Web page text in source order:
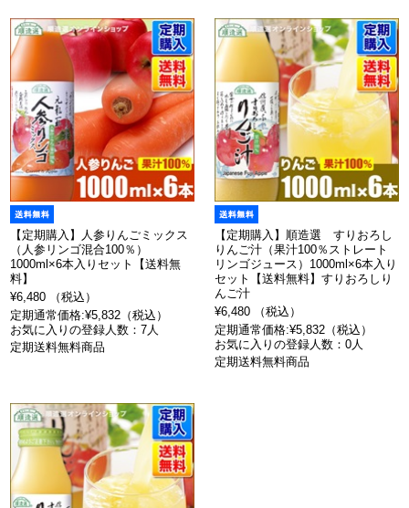
【定期購入】人参りんごミックス
（人参リンゴ混合100％）
1000ml×6本入りセット【送料無
料】
¥6,480 （税込）
定期通常価格:¥5,832（税込）
お気に入りの登録人数：7人
定期送料無料商品
【定期購入】順造選 すりおろし
りんご汁（果汁100％ストレート
リンゴジュース）1000ml×6本入り
セット【送料無料】すりおろしり
んご汁
¥6,480 （税込）
定期通常価格:¥5,832（税込）
お気に入りの登録人数：0人
定期送料無料商品